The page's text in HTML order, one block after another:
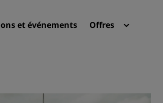
et événements Offres